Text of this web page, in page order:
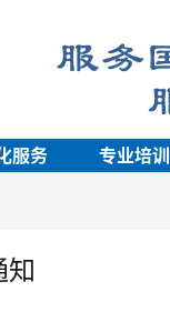
服务 专业培训
知